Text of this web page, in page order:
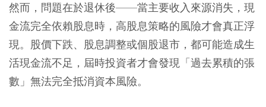
然而，問題在於退休後——當主要收入來源消失，現
金流完全依賴股息時，高股息策略的風險才會真正浮
現。股價下跌、股息調整或個股退市，都可能造成生
活現金流不足，屆時投資者才會發現「過去累積的張
數」無法完全抵消資本風險。